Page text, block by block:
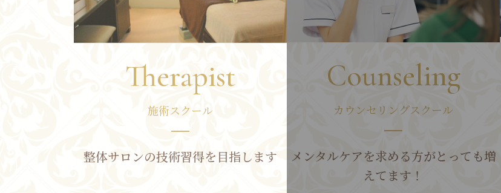
Therapist
施術スクール
整体サロンの技術習得を目指します
Counseling
カウンセリングスクール
メンタルケアを求める方がとっても増
えてます！